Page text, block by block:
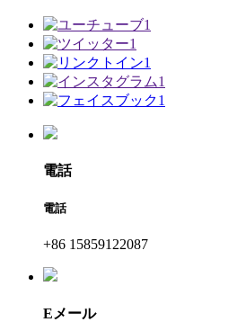
電話
電話
+86 15859122087
Eメール